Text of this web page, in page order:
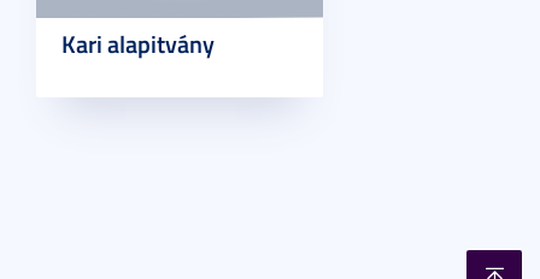
Kari alapitvány